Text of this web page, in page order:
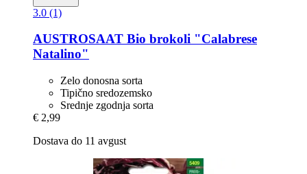
3.0 (1)
AUSTROSAAT Bio brokoli "Calabrese
Natalino"
Zelo donosna sorta
Tipično sredozemsko
Srednje zgodnja sorta
€ 2,99
Dostava do 11 avgust